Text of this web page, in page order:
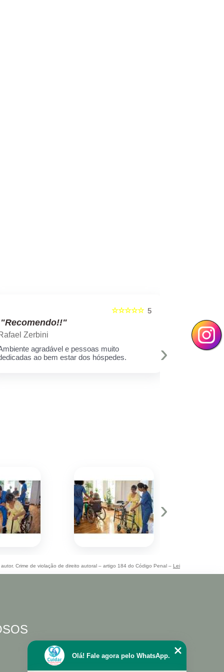
5
☆☆☆☆☆
"Recomendo!!"
Zerbini
agradável e pessoas muito
ao bem estar dos hóspedes.
Swellen
A melhor
›
›
Crime de violação de direito autoral – artigo 184 do Código Penal – Lei
Olá! Fale agora pelo WhatsApp.